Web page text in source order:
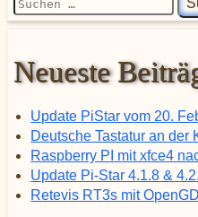
Neueste
Update PiStar vom 20.
Deutsche Tastatur an der
Raspberry PI mit xfce4
Update Pi-Star 4.1.8 &
Retevis RT3s mit